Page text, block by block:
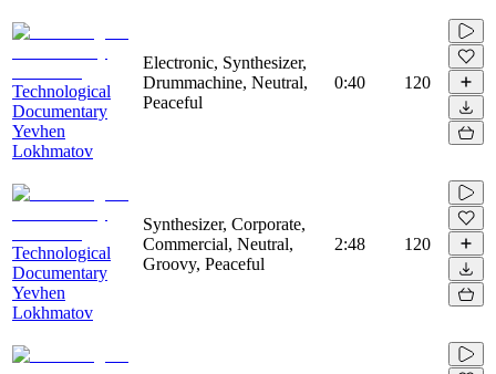
Technological
Documentary
Yevhen
Lokhmatov
Electronic, Synthesizer,
Drummachine, Neutral,
Peaceful
0:40 120
Technological
Documentary
Yevhen
Lokhmatov
Synthesizer, Corporate,
Commercial, Neutral,
Groovy, Peaceful
2:48 120